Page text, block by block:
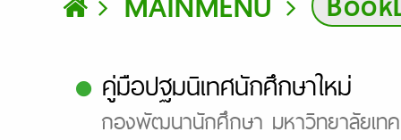
คู่มือปฐมนิเทศนักศึกษาใหม่
กองพัฒนานักศึกษา มหาวิทยาลัยเท